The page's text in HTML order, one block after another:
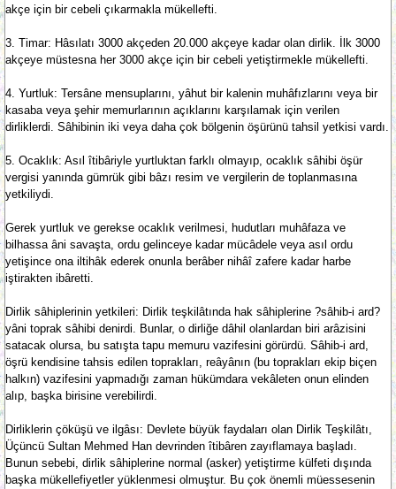
akçe için bir cebeli çıkarmakla mükellefti.
3. Timar: Hâsılatı 3000 akçeden 20.000 akçeye kadar olan dirlik. İlk 3000
akçeye müstesna her 3000 akçe için bir cebeli yetiştirmekle mükellefti.
4. Yurtluk: Tersâne mensuplarını, yâhut bir kalenin muhâfızlarını veya bir
kasaba veya şehir memurlarının açıklarını karşılamak için verilen
dirliklerdi. Sâhibinin iki veya daha çok bölgenin öşürünü tahsil yetkisi vardı.
5. Ocaklık: Asıl îtibâriyle yurtluktan farklı olmayıp, ocaklık sâhibi öşür
vergisi yanında gümrük gibi bâzı resim ve vergilerin de toplanmasına
yetkiliydi.
Gerek yurtluk ve gerekse ocaklık verilmesi, hudutları muhâfaza ve
bilhassa âni savaşta, ordu gelinceye kadar mücâdele veya asıl ordu
yetişince ona iltihâk ederek onunla berâber nihâî zafere kadar harbe
iştirakten ibâretti.
Dirlik sâhiplerinin yetkileri: Dirlik teşkilâtında hak sâhiplerine ?sâhib-i ard?
yâni toprak sâhibi denirdi. Bunlar, o dirliğe dâhil olanlardan biri arâzisini
satacak olursa, bu satışta tapu memuru vazifesini görürdü. Sâhib-i ard,
öşrü kendisine tahsis edilen toprakları, reâyânın (bu toprakları ekip biçen
halkın) vazifesini yapmadığı zaman hükümdara vekâleten onun elinden
alıp, başka birisine verebilirdi.
Dirliklerin çöküşü ve ilgâsı: Devlete büyük faydaları olan Dirlik Teşkilâtı,
Üçüncü Sultan Mehmed Han devrinden îtibâren zayıflamaya başladı.
Bunun sebebi, dirlik sâhiplerine normal (asker) yetiştirme külfeti dışında
başka mükellefiyetler yüklenmesi olmuştur. Bu çok önemli müessesenin